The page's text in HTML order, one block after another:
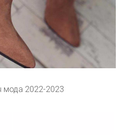
мода 2022-2023